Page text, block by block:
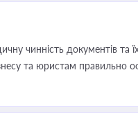
чинність документів та
та юристам правильно
влади та